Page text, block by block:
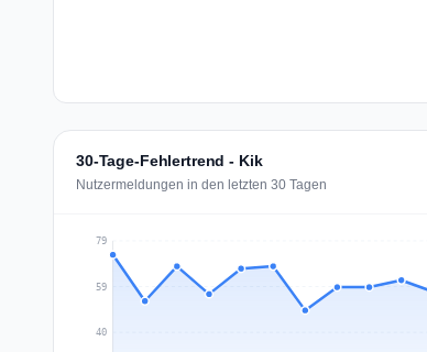
30-Tage-Fehlertrend - Kik
Nutzermeldungen in den letzten 30 Tagen
40
59
79